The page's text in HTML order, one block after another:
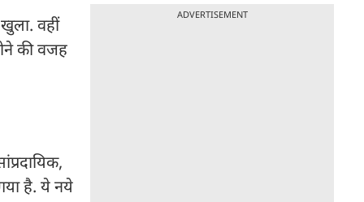
वहीं
की वजह
गया है. ये नये
ADVERTISEMENT